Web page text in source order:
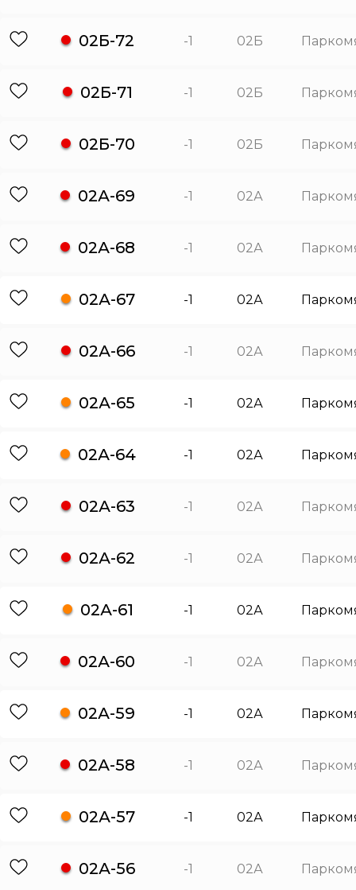
02Б-72 -1 02Б
02Б-71 -1 02Б
02Б-70 -1 02Б
02А-69 -1 02А
02А-68 -1 02А
02А-67 -1 02А
02А-66 -1 02А
02А-65 -1 02А
02А-64 -1 02А
02А-63 -1 02А
02А-62 -1 02А
02А-61 -1 02А
02А-60 -1 02А
02А-59 -1 02А
02А-58 -1 02А
02А-57 -1 02А
02А-56 -1 02А